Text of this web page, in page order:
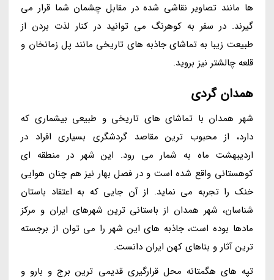
ها مانند تصاویر نقاشی شده در مقابل چشمان شما قرار می
گیرند. در سفر به کوهرنگ می توانید در کنار لذت بردن از
طبیعت زیبا به تماشای جاذبه های تاریخی مانند پل زمانخان و
قلعه چالشتر نیز بروید.
همدان گردی
شهر همدان با تماشای های تاریخی و طبیعی بیشماری که
دارد، از محبوب ترین مقاصد گردشگری بسیاری افراد در
اردیبهشت ماه به شمار می رود. این شهر در منطقه ای
کوهستانی واقع شده است و در فصل بهار نیز هم چنان هوایی
خنک را تجربه می نماید. از آن جایی که به اعتقاد باستان
شناسان، شهر همدان از باستانی ترین شهرهای ایران و مرکز
مادها بوده است، جاذبه های این شهر را می توان از برجسته
ترین آثار و بناهای کهن ایران دانست.
تپه های هگمتانه محل قرارگیری قدیمی ترین برج و بارو و